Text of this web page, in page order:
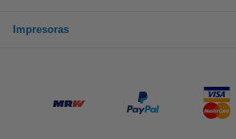
Impresoras